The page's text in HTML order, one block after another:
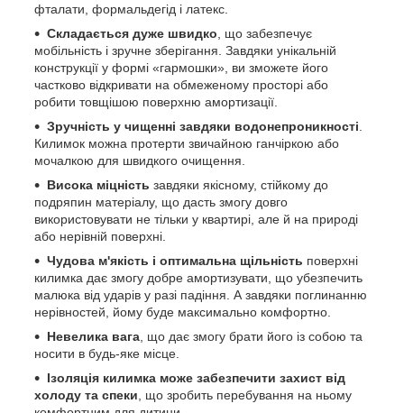
фталати, формальдегід і латекс.
Складається дуже швидко , що забезпечує
мобільність і зручне зберігання. Завдяки унікальній
конструкції у формі «гармошки», ви зможете його
частково відкривати на обмеженому просторі або
робити товщішою поверхню амортизації.
Зручність у чищенні завдяки водонепроникності
Килимок можна протерти звичайною ганчіркою або
мочалкою для швидкого очищення.
Висока міцність завдяки якісному, стійкому до
подряпин матеріалу, що дасть змогу довго
використовувати не тільки у квартирі, але й на природі
або нерівній поверхні.
Чудова м'якість і оптимальна щільність поверхні
килимка дає змогу добре амортизувати, що убезпечить
малюка від ударів у разі падіння. А завдяки поглинанню
нерівностей, йому буде максимально комфортно.
Невелика вага , що дає змогу брати його із собою та
носити в будь-яке місце.
Ізоляція килимка може забезпечити захист від
холоду та спеки , що зробить перебування на ньому